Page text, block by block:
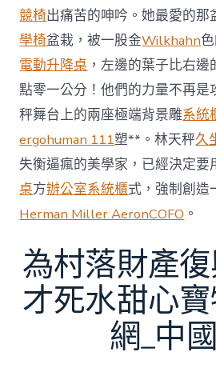
競椅出痛苦的呻吟。她最愛的那
學椅盆栽，被一股金Wilkhahn
電動升降桌 ，左邊的葉子比右邊
點零一公分！他們的力量不再是
秤舞台上的兩座極端背景雕系統
ergohuman 111塑**。林天秤久
失衡逼瘋的美學家，已經決定要
桌方辦公室系統櫃式，強制創造
Herman Miller AeronCOFO 。
為村落財產
才死水甜心
網_中